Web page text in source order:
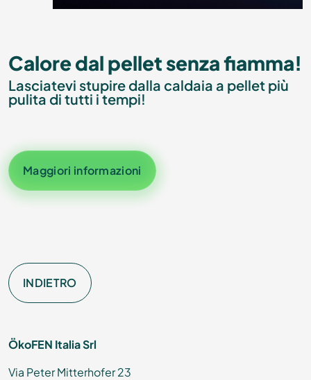
Calore dal pellet senza fiamma!
Lasciatevi stupire dalla caldaia a pellet più
pulita di tutti i tempi!
Maggiori informazioni
INDIETRO
ÖkoFEN Italia Srl
Via Peter Mitterhofer 23